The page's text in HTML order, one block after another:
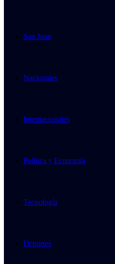
San Juan
Nacionales
Internacionales
Política y Economía
Tecnología
Deportes